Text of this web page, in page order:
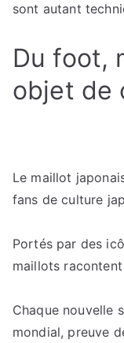
sont autant
Du foot,
objet de
Le maillot
fans de culture
Portés par des
maillots
Chaque nouvelle
mondial, preuve